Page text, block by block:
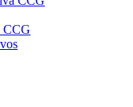
CCG